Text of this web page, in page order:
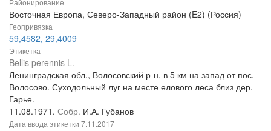
Районирование
Восточная Европа, Северо-Западный район (E2) (Россия)
Геопривязка
59,4582, 29,4009
Этикетка
Bellis perennis L.
Ленинградская обл., Волосовский р-н, в 5 км на запад от пос.
Волосово. Суходольный луг на месте елового леса близ дер.
Гарье.
11.08.1971. Собр. И.А. Губанов
Дата ввода этикетки 7.11.2017